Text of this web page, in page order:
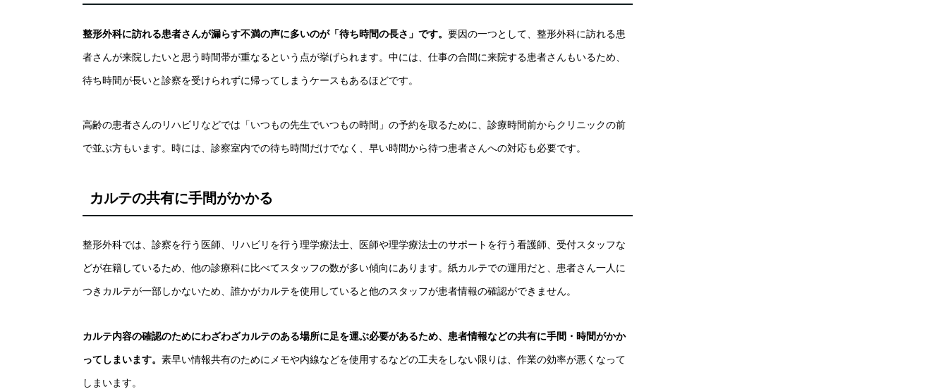
整形外科に訪れる患者さんが漏らす不満の声に多いのが「待ち時間の長さ」です。 要因の一つとして、整形外科に訪れる患
者さんが来院したいと思う時間帯が重なるという点が挙げられます。中には、仕事の合間に来院する患者さんもいるため、
待ち時間が長いと診察を受けられずに帰ってしまうケースもあるほどです。
高齢の患者さんのリハビリなどでは「いつもの先生でいつもの時間」の予約を取るために、診療時間前からクリニックの前
で並ぶ方もいます。時には、診察室内での待ち時間だけでなく、早い時間から待つ患者さんへの対応も必要です。
カルテの共有に手間がかかる
整形外科では、診察を行う医師、リハビリを行う理学療法士、医師や理学療法士のサポートを行う看護師、受付スタッフな
どが在籍しているため、他の診療科に比べてスタッフの数が多い傾向にあります。紙カルテでの運用だと、患者さん一人に
つきカルテが一部しかないため、誰かがカルテを使用していると他のスタッフが患者情報の確認ができません。
カルテ内容の確認のためにわざわざカルテのある場所に足を運ぶ必要があるため、患者情報などの共有に手間・時間がかか
ってしまいます。 素早い情報共有のためにメモや内線などを使用するなどの工夫をしない限りは、作業の効率が悪くなって
しまいます。